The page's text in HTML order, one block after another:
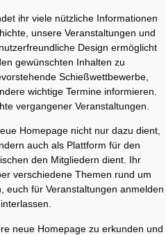
ihr viele nützliche Informationen
unsere Veranstaltungen und
Design ermöglicht
gewünschten Inhalten zu
Schießwettbewerbe,
wichtige Termine informieren.
vergangener Veranstaltungen.
Homepage nicht nur dazu dient,
auch als Plattform für den
den Mitgliedern dient. Ihr
verschiedene Themen rund um
euch für Veranstaltungen anmelden
neue Homepage zu erkunden und